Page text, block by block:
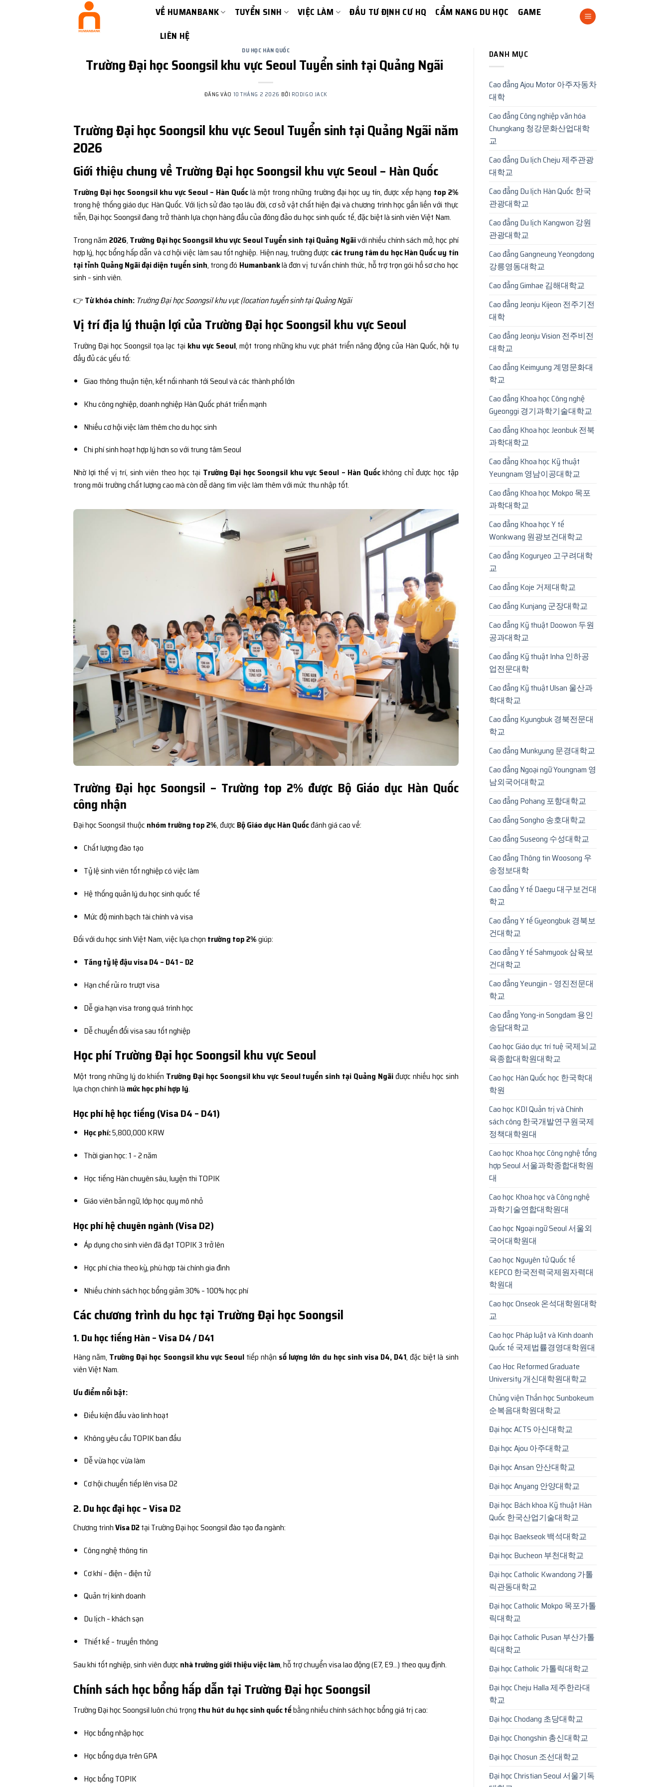
VỀ HUMANBANK TUYỂN SINH VIỆC LÀM ĐẦU TƯ ĐỊNH CƯ HQ CẨM NANG DU HỌC
GAME
LIÊN HỆ
DU HỌC HÀN QUỐC
Trường Đại học Soongsil khu vực Seoul Tuyển sinh tại Quảng Ngãi
ĐĂNG VÀO 10 THÁNG 2 2026 BỞI RODIGO JACK
Trường Đại học Soongsil khu vực Seoul Tuyển sinh tại Quảng Ngãi năm
2026
Giới thiệu chung về Trường Đại học Soongsil khu vực Seoul – Hàn Quốc
Trường Đại học Soongsil khu vực Seoul – Hàn Quốclà một trong những trường đại học uy tín, được xếp hạng top 2%
trong hệ thống giáo dục Hàn Quốc. Với lịch sử đào tạo lâu đời, cơ sở vật chất hiện đại và chương trình học gắn liền với thực
tiễn, Đại học Soongsil đang trở thành lựa chọn hàng đầu của đông đảo du học sinh quốc tế, đặc biệt là sinh viên Việt Nam.
Trong năm 2026, Trường Đại học Soongsil khu vực Seoul Tuyển sinh tại Quảng Ngãivới nhiều chính sách mở, học phí
hợp lý, học bổng hấp dẫn và cơ hội việc làm sau tốt nghiệp. Hiện nay, trường được các trung tâm du học Hàn Quốc uy tín
tại tỉnh Quảng Ngãi đại diện tuyển sinh, trong đó Humanbanklà đơn vị tư vấn chính thức, hỗ trợ trọn gói hồ sơ cho học
sinh – sinh viên.
👉 Từ khóa chính: Trường Đại học Soongsil khu vực {location tuyển sinh tại Quảng Ngãi
Vị trí địa lý thuận lợi của Trường Đại học Soongsil khu vực Seoul
Trường Đại học Soongsil tọa lạc tại khu vực Seoul, một trong những khu vực phát triển năng động của Hàn Quốc, hội tụ
đầy đủ các yếu tố:
Giao thông thuận tiện, kết nối nhanh tới Seoul và các thành phố lớn
Khu công nghiệp, doanh nghiệp Hàn Quốc phát triển mạnh
Nhiều cơ hội việc làm thêm cho du học sinh
Chi phí sinh hoạt hợp lý hơn so với trung tâm Seoul
Nhờ lợi thế vị trí, sinh viên theo học tại Trường Đại học Soongsil khu vực Seoul – Hàn Quốckhông chỉ được học tập
trong môi trường chất lượng cao mà còn dễ dàng tìm việc làm thêm với mức thu nhập tốt.
Trường Đại học Soongsil – Trường top 2% được Bộ Giáo dục Hàn Quốc
công nhận
Đại học Soongsil thuộc nhóm trường top 2%, được Bộ Giáo dục Hàn Quốcđánh giá cao về:
Chất lượng đào tạo
Tỷ lệ sinh viên tốt nghiệp có việc làm
Hệ thống quản lý du học sinh quốc tế
Mức độ minh bạch tài chính và visa
Đối với du học sinh Việt Nam, việc lựa chọn trường top 2%giúp:
Tăng tỷ lệ đậu visa D4 – D41 – D2
Hạn chế rủi ro trượt visa
Dễ gia hạn visa trong quá trình học
Dễ chuyển đổi visa sau tốt nghiệp
Học phí Trường Đại học Soongsil khu vực Seoul
Một trong những lý do khiến Trường Đại học Soongsil khu vực Seoul tuyển sinh tại Quảng Ngãiđược nhiều học sinh
lựa chọn chính là mức học phí hợp lý.
Học phí hệ học tiếng (Visa D4 – D41)
Học phí:5,800,000 KRW
Thời gian học: 1 – 2 năm
Học tiếng Hàn chuyên sâu, luyện thi TOPIK
Giáo viên bản ngữ, lớp học quy mô nhỏ
Học phí hệ chuyên ngành (Visa D2)
Áp dụng cho sinh viên đã đạt TOPIK 3 trở lên
Học phí chia theo kỳ, phù hợp tài chính gia đình
Nhiều chính sách học bổng giảm 30% – 100% học phí
Các chương trình du học tại Trường Đại học Soongsil
1. Du học tiếng Hàn – Visa D4 / D41
Hàng năm, Trường Đại học Soongsil khu vực Seoultiếp nhận số lượng lớn du học sinh visa D4, D41, đặc biệt là sinh
viên Việt Nam.
Ưu điểm nổi bật:
Điều kiện đầu vào linh hoạt
Không yêu cầu TOPIK ban đầu
Dễ vừa học vừa làm
Cơ hội chuyển tiếp lên visa D2
2. Du học đại học – Visa D2
Chương trìnhVisa D2tại Trường Đại học Soongsil đào tạo đa ngành:
Công nghệ thông tin
Cơ khí – điện – điện tử
Quản trị kinh doanh
Du lịch – khách sạn
Thiết kế – truyền thông
Sau khi tốt nghiệp, sinh viên được nhà trường giới thiệu việc làm, hỗ trợ chuyển visa lao động (E7, E9…) theo quy định.
Chính sách học bổng hấp dẫn tại Trường Đại học Soongsil
Trường Đại học Soongsil luôn chú trọng thu hút du học sinh quốc tếbằng nhiều chính sách học bổng giá trị cao:
Học bổng nhập học
Học bổng dựa trên GPA
Học bổng TOPIK
DANH MỤC
Cao đẳng Ajou Motor 아주자동차
대학
Cao đẳng Công nghiệp văn hóa
Chungkang 청강문화산업대학
교
Cao đẳng Du lịch Cheju 제주관광
대학교
Cao đẳng Du lịch Hàn Quốc 한국
관광대학교
Cao đẳng Du lịch Kangwon 강원
관광대학교
Cao đẳng Gangneung Yeongdong
강릉영동대학교
Cao đẳng Gimhae 김해대학교
Cao đẳng Jeonju Kijeon 전주기전
대학
Cao đẳng Jeonju Vision 전주비전
대학교
Cao đẳng Keimyung 계명문화대
학교
Cao đẳng Khoa học Công nghệ
Gyeonggi 경기과학기술대학교
Cao đẳng Khoa học Jeonbuk 전북
과학대학교
Cao đẳng Khoa học Kỹ thuật
Yeungnam 영남이공대학교
Cao đẳng Khoa học Mokpo 목포
과학대학교
Cao đẳng Khoa học Y tế
Wonkwang 원광보건대학교
Cao đẳng Koguryeo 고구려대학
교
Cao đẳng Koje 거제대학교
Cao đẳng Kunjang 군장대학교
Cao đẳng Kỹ thuật Doowon 두원
공과대학교
Cao đẳng Kỹ thuật Inha 인하공
업전문대학
Cao đẳng Kỹ thuật Ulsan 울산과
학대학교
Cao đẳng Kyungbuk 경북전문대
학교
Cao đẳng Munkyung 문경대학교
Cao đẳng Ngoại ngữ Youngnam 영
남외국어대학교
Cao đẳng Pohang 포항대학교
Cao đẳng Songho 송호대학교
Cao đẳng Suseong 수성대학교
Cao đẳng Thông tin Woosong 우
송정보대학
Cao đẳng Y tế Daegu 대구보건대
학교
Cao đẳng Y tế Gyeongbuk 경북보
건대학교
Cao đẳng Y tế Sahmyook 삼육보
건대학교
Cao đẳng Yeungjin – 영진전문대
학교
Cao đẳng Yong-in Songdam 용인
송담대학교
Cao học Giáo dục trí tuệ 국제뇌교
육종합대학원대학교
Cao học Hàn Quốc học 한국학대
학원
Cao học KDI Quản trị và Chính
sách công 한국개발연구원국제
정책대학원대
Cao học Khoa học Công nghệ tổng
hợp Seoul 서울과학종합대학원
대
Cao học Khoa học và Công nghệ
과학기술연합대학원대
Cao học Ngoại ngữ Seoul 서울외
국어대학원대
Cao học Nguyên tử Quốc tế
KEPCO 한국전력국제원자력대
학원대
Cao học Onseok 온석대학원대학
교
Cao học Pháp luật và Kinh doanh
Quốc tế 국제법률경영대학원대
Cao Hoc Reformed Graduate
University 개신대학원대학교
Chủng viện Thần học Sunbokeum
순복음대학원대학교
Đại học ACTS 아신대학교
Đại học Ajou 아주대학교
Đại học Ansan 안산대학교
Đại học Anyang 안양대학교
Đại học Bách khoa Kỹ thuật Hàn
Quốc 한국산업기술대학교
Đại học Baekseok 백석대학교
Đại học Bucheon 부천대학교
Đại học Catholic Kwandong 가톨
릭관동대학교
Đại học Catholic Mokpo 목포가톨
릭대학교
Đại học Catholic Pusan 부산가톨
릭대학교
Đại học Catholic 가톨릭대학교
Đại học Cheju Halla 제주한라대
학교
Đại học Chodang 초당대학교
Đại học Chongshin 총신대학교
Đại học Chosun 조선대학교
Đại học Christian Seoul 서울기독